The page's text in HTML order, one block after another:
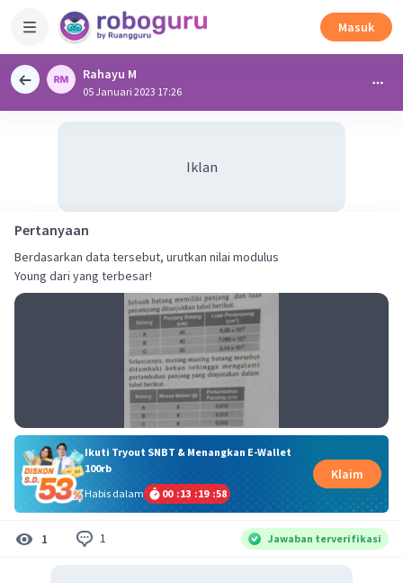
Masuk
Rahayu M
05 Januari 2023 17:26
Iklan
Pertanyaan
Berdasarkan data tersebut, urutkan nilai modulus
Young dari yang terbesar!
Ikuti Tryout SNBT & Menangkan E-Wallet
100rb
Habis dalam
00 :13 :19 :57
Klaim
1 1 Jawaban terverifikasi